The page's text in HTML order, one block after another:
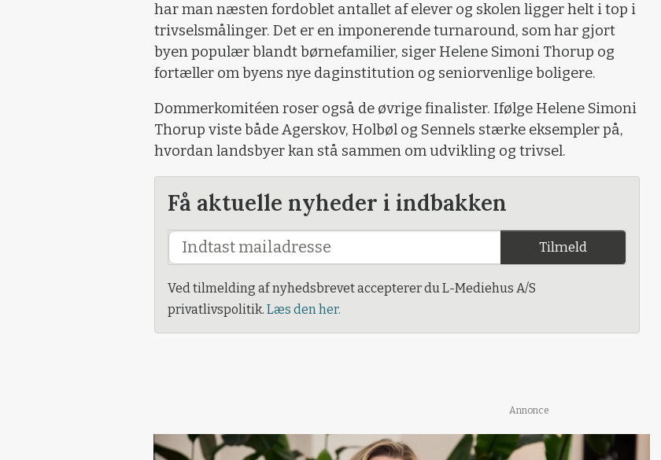
har man næsten fordoblet antallet af elever og skolen ligger helt i top i
trivselsmålinger. Det er en imponerende turnaround, som har gjort
byen populær blandt børnefamilier, siger Helene Simoni Thorup og
fortæller om byens nye daginstitution og seniorvenlige boligere.
Dommerkomitéen roser også de øvrige finalister. Ifølge Helene Simoni
Thorup viste både Agerskov, Holbøl og Sennels stærke eksempler på,
hvordan landsbyer kan stå sammen om udvikling og trivsel.
Få aktuelle nyheder i indbakken
Tilmeld
Ved tilmelding af nyhedsbrevet accepterer du L-Mediehus A/S
privatlivspolitik. Læs den her.
Annonce